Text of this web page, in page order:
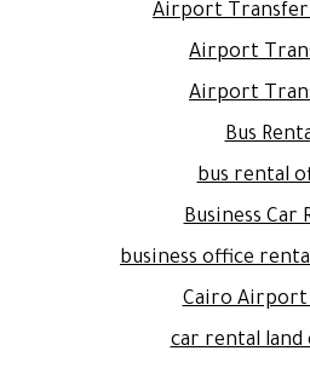
Airport Transfer
Airport
Airport
Bus
bus rental
Business Car
business office
Cairo
car rental land